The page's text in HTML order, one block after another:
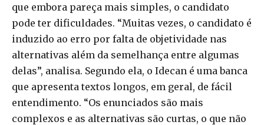
que embora pareça mais simples, o candidato
pode ter dificuldades. “Muitas vezes, o candidato é
induzido ao erro por falta de objetividade nas
alternativas além da semelhança entre algumas
delas”, analisa. Segundo ela, o Idecan é uma banca
que apresenta textos longos, em geral, de fácil
entendimento. “Os enunciados são mais
complexos e as alternativas são curtas, o que não